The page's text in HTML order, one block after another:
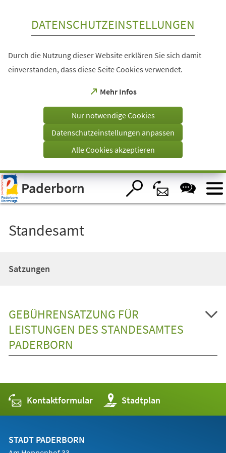
Visuelle
Assistenzsoftware
öffnen.
DATENSCHUTZEINSTELLUNGEN
Durch die Nutzung dieser Website erklären Sie sich damit
einverstanden, dass diese Seite Cookies verwendet.
Mehr Infos
(Öffnet
einem
Tab)
Nur notwendige Cookies
Datenschutzeinstellungen anpassen
Alle Cookies akzeptieren
Paderborn
Standesamt
Satzungen
GEBÜHRENSATZUNG FÜR
LEISTUNGEN DES STANDESAMTES
PADERBORN
Kontaktformular Stadtplan
(Öffnet
in
einem
STADT PADERBORN